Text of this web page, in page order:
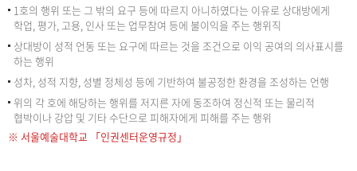
1호의 행위 또는 그 밖의 요구 등에 따르지 아니하였다는 이유로 상대방에게
학업, 평가, 고용, 인사 또는 업무참여 등에 불이익을 주는 행위직
상대방이 성적 언동 또는 요구에 따르는 것을 조건으로 이익 공여의 의사표시를
하는 행위
성차, 성적 지향, 성별 정체성 등에 기반하여 불공정한 환경을 조성하는 언행
위의 각 호에 해당하는 행위를 저지른 자에 동조하여 정신적 또는 물리적
협박이나 강압 및 기타 수단으로 피해자에게 피해를 주는 행위
※ 서울예술대학교 「인권센터운영규정」